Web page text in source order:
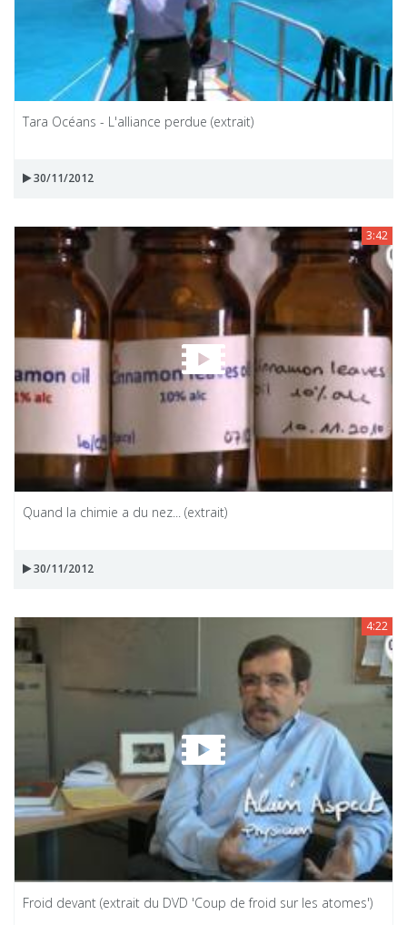
Tara Océans - L'alliance perdue (extrait)
30/11/2012
3:42
Quand la chimie a du nez... (extrait)
30/11/2012
4:22
Froid devant (extrait du DVD 'Coup de froid sur les atomes')